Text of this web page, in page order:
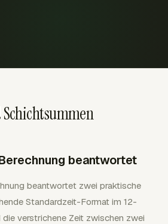
beantwortet
beantwortet zwei praktische
Standardzeit-Format im 12-
verstrichene Zeit zwischen zwei